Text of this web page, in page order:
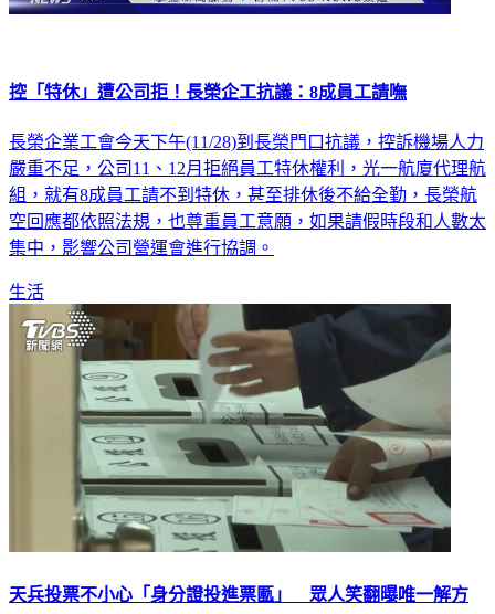
控「特休」遭公司拒！長榮企工抗議：8成員工請嘸
長榮企業工會今天下午(11/28)到長榮門口抗議，控訴機場人力
嚴重不足，公司11、12月拒絕員工特休權利，光一航廈代理航
組，就有8成員工請不到特休，甚至排休後不給全勤，長榮航
空回應都依照法規，也尊重員工意願，如果請假時段和人數太
集中，影響公司營運會進行協調。
生活
天兵投票不小心「身分證投進票匭」 眾人笑翻曝唯一解方